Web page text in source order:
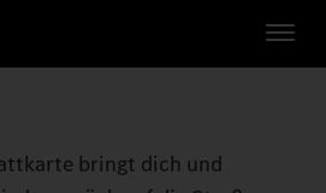
bringt dich und